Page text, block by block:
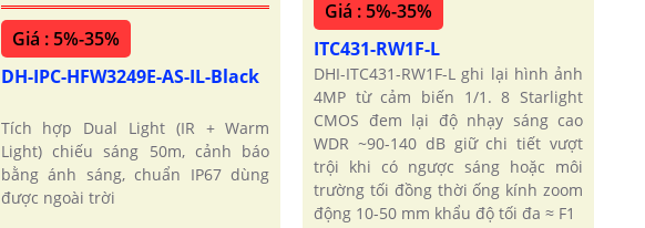
Giá : 5%-35%
DH-IPC-HFW3249E-AS-IL-Black
Tích hợp Dual Light (IR + Warm
Light) chiếu sáng 50m, cảnh báo
bằng ánh sáng, chuẩn IP67 dùng
được ngoài trời
Giá : 5%-35%
ITC431-RW1F-L
DHI-ITC431-RW1F-L ghi lại hình ảnh
4MP từ cảm biến 1/1. 8 Starlight
CMOS đem lại độ nhạy sáng cao
WDR ~90-140 dB giữ chi tiết vượt
trội khi có ngược sáng hoặc môi
trường tối đồng thời ống kính zoom
động 10-50 mm khẩu độ tối đa ≈ F1